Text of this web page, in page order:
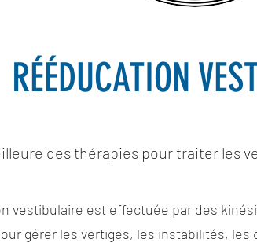
RÉÉDUCATION
des thérapies pour traiter les
vestibulaire est effectuée par des
gérer les vertiges, les instabilités, les